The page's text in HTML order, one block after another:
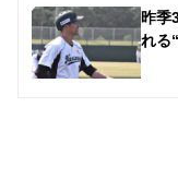
昨季
れる